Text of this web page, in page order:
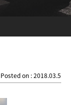
Posted on : 2018.03.5